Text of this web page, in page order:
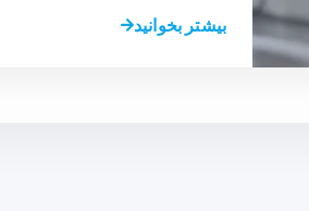
بیشتر بخوانید